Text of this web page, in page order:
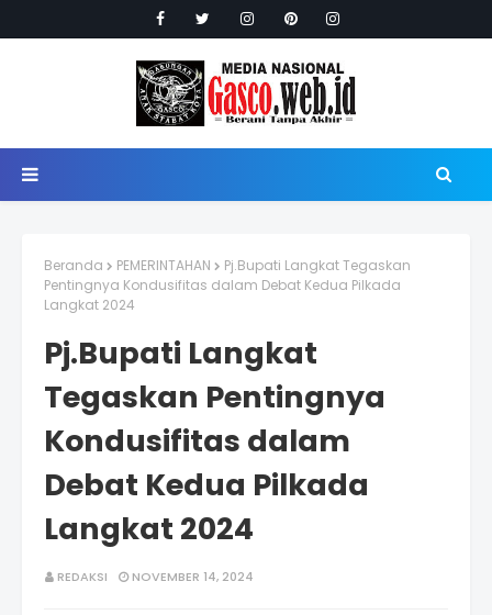
Beranda PEMERINTAHAN
Pj.Bupati Langkat Tegaskan
Pentingnya Kondusifitas dalam Debat Kedua Pilkada
Langkat 2024
Pj.Bupati Langkat
Tegaskan Pentingnya
Kondusifitas dalam
Debat Kedua Pilkada
Langkat 2024
REDAKSI NOVEMBER 14, 2024